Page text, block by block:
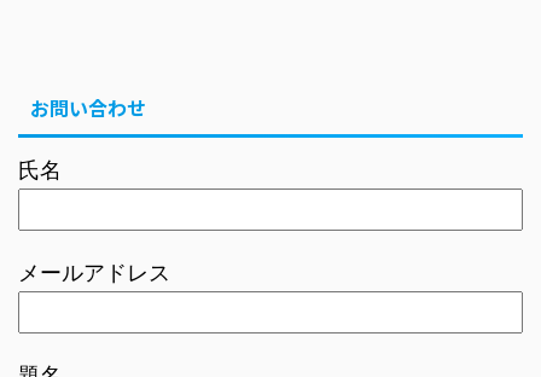
お問い合わせ
氏名
メールアドレス